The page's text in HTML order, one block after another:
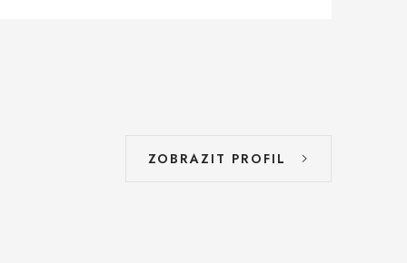
ZOBRAZIT PROFIL